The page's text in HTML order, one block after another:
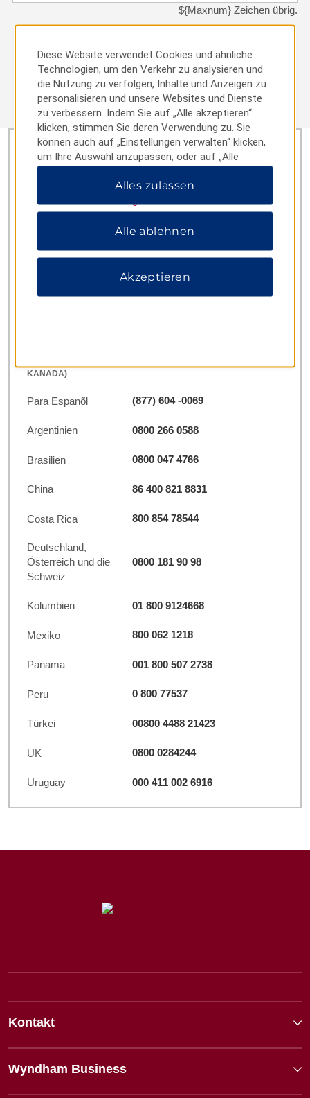
${Maxnum} Zeichen übrig.
ABSENDEN
RUFEN SIE UNS AN
KUNDENBETREUUNG/HILFE
RESERVIERUNGSFORMULAR (AUSSERHALB DER USA UND K
ANADA)
Para Espanõl (877) 604 -0069
Argentinien 0800 266 0588
Brasilien 0800 047 4766
China 86 400 821 8831
Costa Rica 800 854 78544
Deutschland,
Österreich und die
Schweiz
0800 181 90 98
Kolumbien 01 800 9124668
Mexiko 800 062 1218
Panama 001 800 507 2738
Peru 0 800 77537
Türkei 00800 4488 21423
UK 0800 0284244
Uruguay 000 411 002 6916
Kontakt
Wyndham Business
Diese Website verwendet Cookies und ähnliche
Technologien, um den Verkehr zu analysieren und
die Nutzung zu verfolgen, Inhalte und Anzeigen zu
personalisieren und unsere Websites und Dienste
zu verbessern. Indem Sie auf „Alle akzeptieren“
klicken, stimmen Sie deren Verwendung zu. Sie
können auch auf „Einstellungen verwalten“ klicken,
um Ihre Auswahl anzupassen, oder auf „Alle
ablehnen“, um nur wichtige Cookies zuzulassen.
Weitere Informationen finden Sie in unserer
Alles zulassen
Alle ablehnen
Akzeptieren